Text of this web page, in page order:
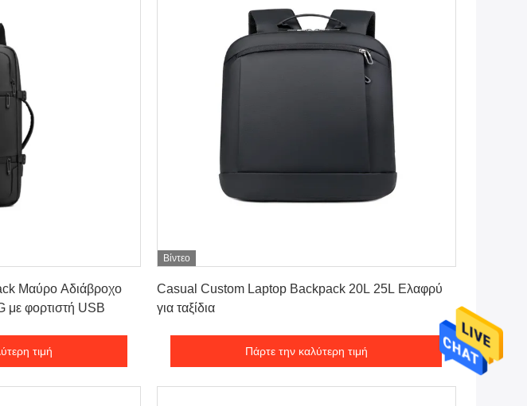
Μαύρο Αδιάβροχο
με φορτιστή USB
τιμή
Βίντεο
Casual Custom Laptop Backpack 20L 25L Ελαφρύ
για ταξίδια
Πάρτε την καλύτερη τιμή